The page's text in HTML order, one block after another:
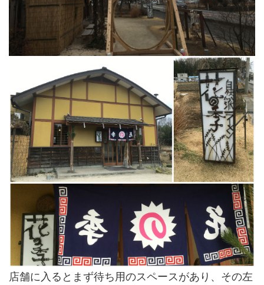
店舗に入るとまず待ち用のスペースがあり、その左